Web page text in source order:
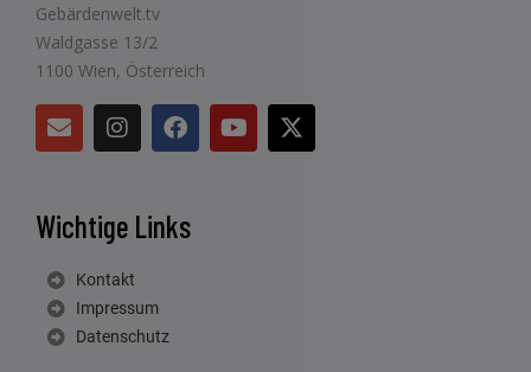
Gebärdenwelt.tv
Waldgasse 13/2
1100 Wien, Österreich
Wichtige Links
Kontakt
Impressum
Datenschutz